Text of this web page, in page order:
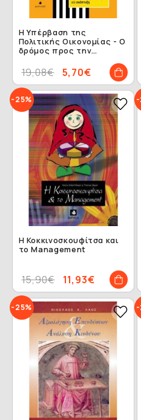
Η Υπέρβαση της
Πολιτικής Οικονομίας - Ο
δρόμος προς την
ανάπτυξη
5,70€
19,08€
-25%
Η Κοκκινοσκουφίτσα και
το Management
11,93€
15,90€
-25%